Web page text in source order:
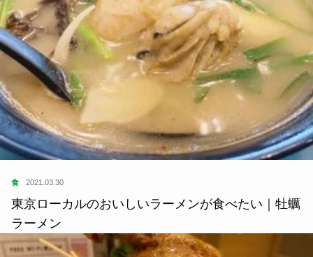
食 2021.03.30
東京ローカルのおいしいラーメンが食べたい｜牡蠣
ラーメン